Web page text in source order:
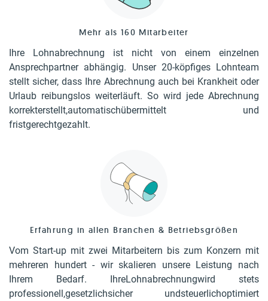
Mehr als 160 Mitarbeiter
Ihre Lohnabrechnung ist nicht von einem einzelnen
Ansprechpartner abhängig. Unser 20-köpfiges Lohnteam
stellt sicher, dass Ihre Abrechnung auch bei Krankheit oder
Urlaub reibungslos weiterläuft. So wird jede Abrechnung
korrekterstellt,automatischübermittelt und
fristgerechtgezahlt.
Erfahrung in allen Branchen & Betriebsgrößen
Vom Start-up mit zwei Mitarbeitern bis zum Konzern mit
mehreren hundert - wir skalieren unsere Leistung nach
Ihrem Bedarf. IhreLohnabrechnungwird stets
professionell,gesetzlichsicher undsteuerlichoptimiert